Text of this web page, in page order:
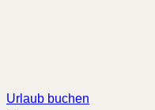
Urlaub buchen